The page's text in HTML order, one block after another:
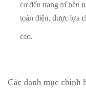
cơ đến trang trí bên
toàn diện, được lựa
cao.
Các danh mục chính